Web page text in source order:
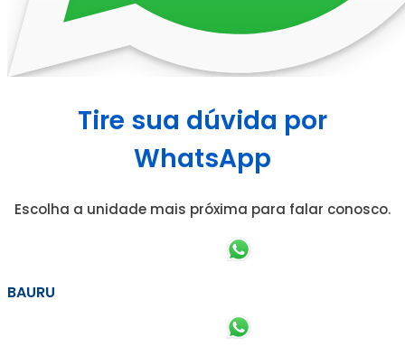
Tire sua dúvida por
WhatsApp
Escolha a unidade mais próxima para falar conosco.
BAURU